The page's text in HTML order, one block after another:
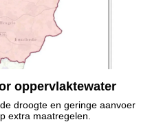
oppervlaktewater
droogte en geringe aanvoer
extra maatregelen.